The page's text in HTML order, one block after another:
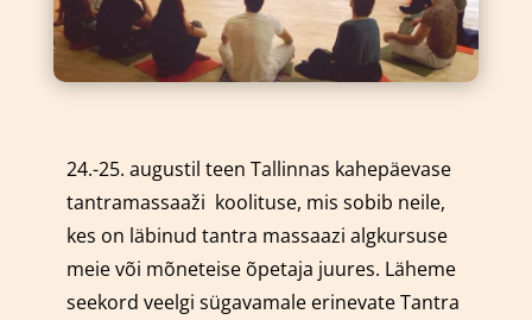
24.-25. augustil teen Tallinnas kahepäevase
tantramassaaži koolituse, mis sobib neile,
kes on läbinud tantra massaazi algkursuse
meie või mõneteise õpetaja juures. Läheme
seekord veelgi sügavamale erinevate Tantra